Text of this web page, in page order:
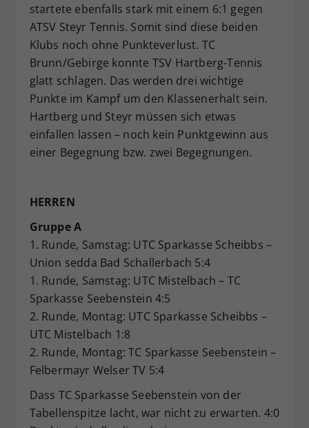
startete ebenfalls stark mit einem 6:1 gegen
ATSV Steyr Tennis. Somit sind diese beiden
Klubs noch ohne Punkteverlust. TC
Brunn/Gebirge konnte TSV Hartberg-Tennis
glatt schlagen. Das werden drei wichtige
Punkte im Kampf um den Klassenerhalt sein.
Hartberg und Steyr müssen sich etwas
einfallen lassen – noch kein Punktgewinn aus
einer Begegnung bzw. zwei Begegnungen.
HERREN
Gruppe A
1. Runde, Samstag: UTC Sparkasse Scheibbs –
Union sedda Bad Schallerbach 5:4
1. Runde, Samstag: UTC Mistelbach – TC
Sparkasse Seebenstein 4:5
2. Runde, Montag: UTC Sparkasse Scheibbs –
UTC Mistelbach 1:8
2. Runde, Montag: TC Sparkasse Seebenstein –
Felbermayr Welser TV 5:4
Dass TC Sparkasse Seebenstein von der
Tabellenspitze lacht, war nicht zu erwarten. 4:0